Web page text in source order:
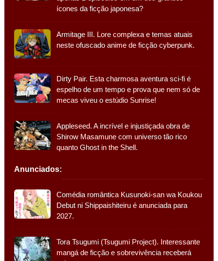
ícones da ficção japonesa?
Armitage III. Lore complexa e temas atuais
neste ofuscado anime de ficção cyberpunk.
Dirty Pair. Esta charmosa aventura sci-fi é
espelho de um tempo e prova que nem só de
mecas viveu o estúdio Sunrise!
Appleseed. A incrível e injustiçada obra de
Shirow Masamune com universo tão rico
quanto Ghost in the Shell.
Anunciados:
Comédia romântica Kusunoki-san wa Koukou
Debut ni Shippaishiteiru é anunciada para
2027.
Tora Tsugumi (Tsugumi Project). Interessante
mangá de ficção e sobrevivência receberá